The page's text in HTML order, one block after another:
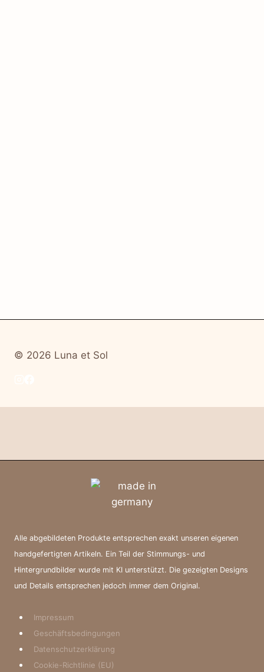
© 2026 Luna et Sol
Alle abgebildeten Produkte entsprechen exakt unseren eigenen
handgefertigten Artikeln. Ein Teil der Stimmungs- und
Hintergrundbilder wurde mit KI unterstützt. Die gezeigten Designs
und Details entsprechen jedoch immer dem Original.
Impressum
Geschäftsbedingungen
Datenschutzerklärung
Cookie-Richtlinie (EU)